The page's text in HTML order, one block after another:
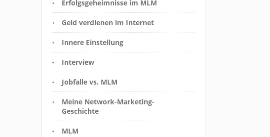
Erfolgsgeheimnisse im MLM
Geld verdienen im Internet
Innere Einstellung
Interview
Jobfalle vs. MLM
Meine Network-Marketing-
Geschichte
MLM